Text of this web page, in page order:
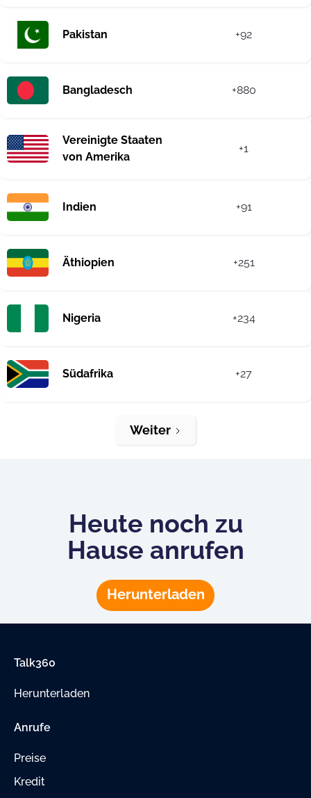
Pakistan +92
Bangladesch +880
Vereinigte Staaten
von Amerika
+1
Indien +91
Äthiopien +251
Nigeria +234
Südafrika +27
Weiter
Heute noch zu
Hause anrufen
Herunterladen
Talk360
Herunterladen
Anrufe
Preise
Kredit